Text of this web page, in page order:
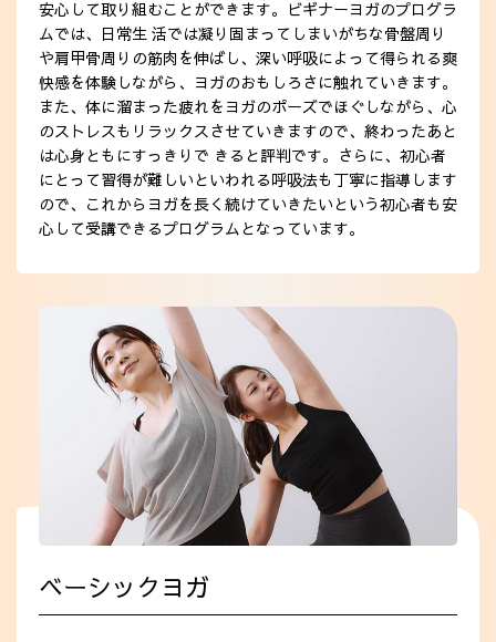
安心して取り組むことができます。ビギナーヨガのプログラ
ムでは、日常生 活では凝り固まってしまいがちな骨盤周り
や肩甲骨周りの筋肉を伸ばし、深い呼吸によって得られる爽
快感を体験しながら、ヨガのおもしろさに触れていきます。
また、体に溜まった疲れをヨガのポーズでほぐしながら、心
のストレスもリラックスさせていきますので、終わったあと
は心身ともにすっきりで きると評判です。さらに、初心者
にとって習得が難しいといわれる呼吸法も丁寧に指導します
ので、これからヨガを長く続けていきたいという初心者も安
心して受講できるプログラムとなっています。
ベーシックヨガ